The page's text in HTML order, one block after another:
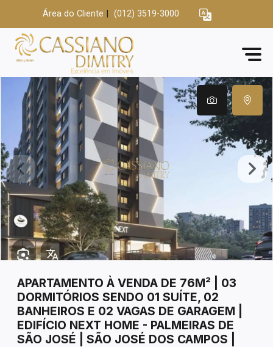
Área do Cliente (012) 3519-3000
APARTAMENTO À VENDA DE 76M² | 03
DORMITÓRIOS SENDO 01 SUÍTE, 02
BANHEIROS E 02 VAGAS DE GARAGEM |
EDIFÍCIO NEXT HOME - PALMEIRAS DE
SÃO JOSÉ | SÃO JOSÉ DOS CAMPOS |